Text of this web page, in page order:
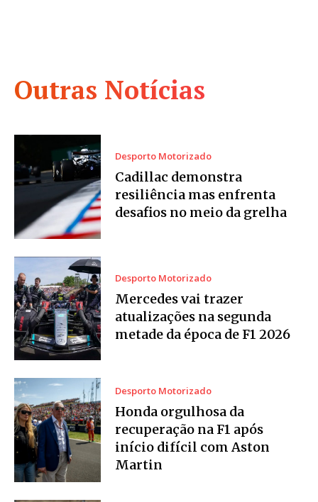
Outras Notícias
Desporto Motorizado
Cadillac demonstra
resiliência mas enfrenta
desafios no meio da grelha
Desporto Motorizado
Mercedes vai trazer
atualizações na segunda
metade da época de F1 2026
Desporto Motorizado
Honda orgulhosa da
recuperação na F1 após
início difícil com Aston
Martin